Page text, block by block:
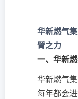
华新燃气
臂之力
一、华新
华新燃气
每年都会